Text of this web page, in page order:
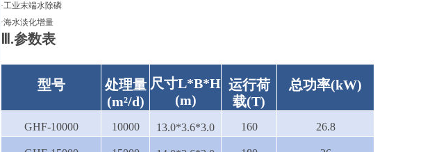
·工业末端水除磷
·海水淡化增量
Ⅲ.参数表
型号
处理量
(m²/d)
尺寸L*B*H
(m)
运行荷
载(T)
总功率(kW)
GHF-10000 10000 13.0*3.6*3.0 160 26.8